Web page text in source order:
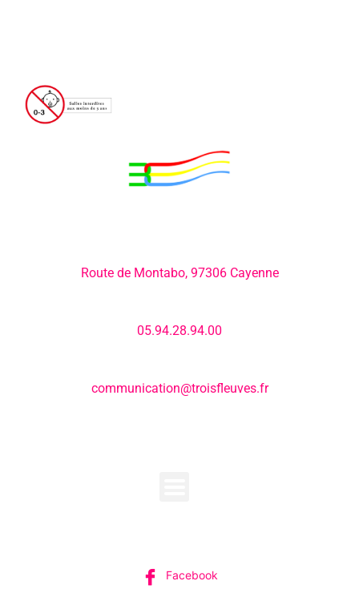
Route de Montabo, 97306 Cayenne
05.94.28.94.00
communication@troisfleuves.fr
Facebook